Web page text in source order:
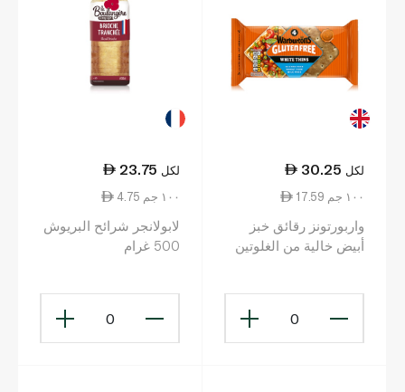
30.25 لكل
17.59 ١٠٠ جم
واربورتونز رقائق خبز
أبيض خالية من الغلوتين
0
23.75 لكل
4.75 ١٠٠ جم
لابولانجر شرائح البريوش
500 غرام
0